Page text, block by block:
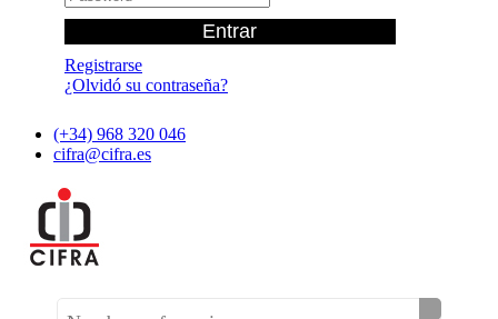
Registrarse
¿Olvidó su contraseña?
(+34) 968 320 046
cifra@cifra.es